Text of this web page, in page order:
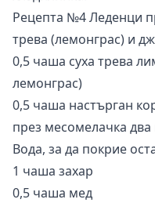
Рецепта №4 Леденци
трева (лемонграс) и
0,5 чаша суха трева
лемонграс)
0,5 чаша настърган
през месомелачка два
Вода, за да покрие
1 чаша захар
0,5 чаша мед